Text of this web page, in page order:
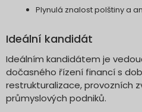
Plynulá znalost polštiny a
Ideální kandidát
Ideálním kandidátem je
dočasného řízení financí s
restrukturalizace, provozních
průmyslových podniků.